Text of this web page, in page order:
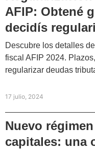
AFIP: Obtené
decidís
Descubre los detalles
fiscal AFIP 2024.
regularizar deudas
17 julio, 2024
Nuevo
capitales: una